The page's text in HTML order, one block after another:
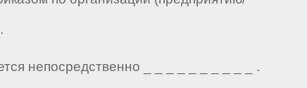
непосредственно _ _ _ _ _ _ _ _ _ _ .